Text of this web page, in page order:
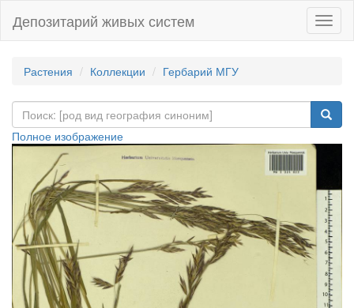
Депозитарий живых систем
Растения Коллекции Гербарий МГУ
Полное изображение